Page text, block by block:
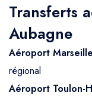
Transferts
Aubagne
Aéroport
régional
Aéroport Toulon-